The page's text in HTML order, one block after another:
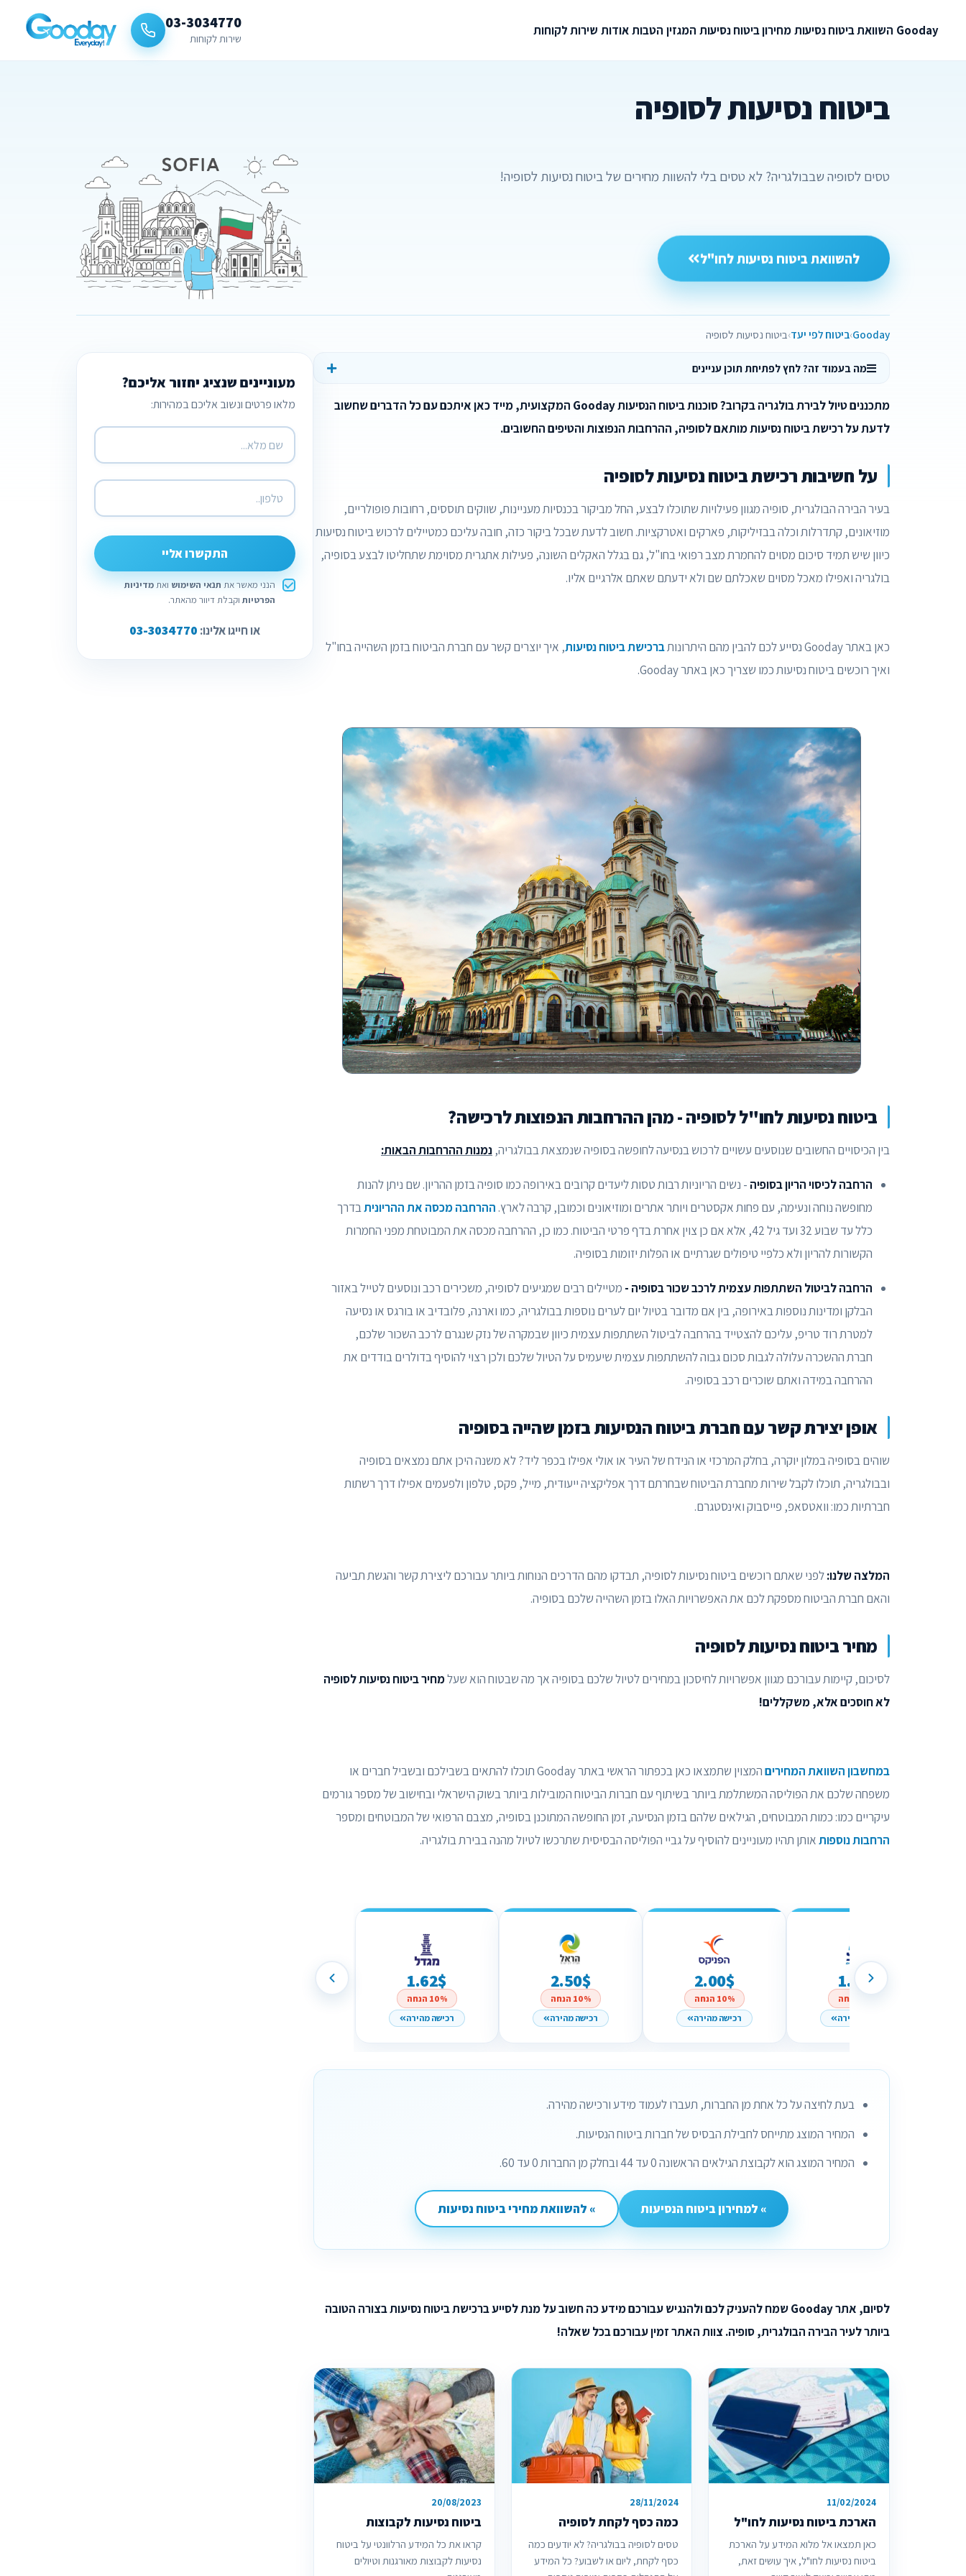
Gooday השוואת ביטוח נסיעותמחירון ביטוח נסיעות המגזין הטבותאודות שירות לקוחות 03-3034770
שירות לקוחות
ביטוח נסיעות לסופיה
טסים לסופיה שבבולגריה? לא טסים בלי להשוות מחירים של ביטוח נסיעות לסופיה!
להשוואת ביטוח נסיעות לחו"ל
Gooday ביטוח לפי יעד ביטוח נסיעות לסופיה
מה בעמוד זה? לחץ לפתיחת תוכן עניינים
מתכננים טיול לבירת בולגריה בקרוב? סוכנות ביטוח הנסיעות Gooday המקצועית, מייד כאן איתכם עם כל הדברים שחשוב
לדעת על רכישת ביטוח נסיעות מותאם לסופיה, ההרחבות הנפוצות והטיפים החשובים.
על חשיבות רכישת ביטוח נסיעות לסופיה
בעיר הבירה הבולגרית, סופיה מגוון פעילויות שתוכלו לבצע, החל מביקור בכנסיות מעניינות, שווקים תוססים, רחובות פופולריים,
מוזיאונים, קתדרלות וכלה בבזיליקות, פארקים ואטרקציות. חשוב לדעת שבכל ביקור כזה, חובה עליכם כמטיילים לרכוש ביטוח נסיעות
כיוון שיש תמיד סיכום מסוים להחמרת מצב רפואי בחו"ל, גם בגלל האקלים השונה, פעילות אתגרית מסוימת שתחליטו לבצע בסופיה,
בולגריה ואפילו מאכל מסוים שאכלתם שם ולא ידעתם שאתם אלרגיים אליו.
כאן באתר Gooday נסייע לכם להבין מהם היתרונות ברכישת ביטוח נסיעות, איך יוצרים קשר עם חברת הביטוח בזמן השהייה בחו"ל
ואיך רוכשים ביטוח נסיעות כמו שצריך כאן באתר Gooday.
ביטוח נסיעות לחו"ל לסופיה - מהן ההרחבות הנפוצות לרכישה?
בין הכיסויים החשובים שנוסעים עשויים לרכוש בנסיעה לחופשה בסופיה שנמצאת בבולגריה, נמנות ההרחבות הבאות:
הרחבה לכיסוי הריון בסופיה - נשים הריוניות רבות טסות ליעדים קרובים באירופה כמו סופיה בזמן ההריון. שם ניתן להנות
מחופשה נוחה ונעימה, עם פחות אקסטרים ויותר אתרים ומוזיאונים וכמובן, קרבה לארץ. ההרחבה מכסה את ההריוניתבדרך
כלל עד שבוע 32 ועד גיל 42, אלא אם כן צוין אחרת בדף פרטי הביטוח. כמו כן, ההרחבה מכסה את המבוטחת מפני החמרות
הקשורות להריון ולא כלפיי טיפולים שגרתיים או הפלות יזומות בסופיה.
הרחבה לביטול השתתפות עצמית לרכב שכור בסופיה - מטיילים רבים שמגיעים לסופיה, משכירים רכב ונוסעים לטייל באזור
הבלקן ומדינות נוספות באירופה, בין אם מדובר בטיול יום לערים נוספות בבולגריה, כמו וארנה, פלובדיב או בורגס או נסיעה
למטרת רוד טריפ, עליכם להצטייד בהרחבה לביטול השתתפות עצמית כיוון שבמקרה של נזק שנגרם לרכב השכור שלכם,
חברת ההשכרה עלולה לגבות סכום גבוה להשתתפות עצמית שיעמיס על הטיול שלכם ולכן רצוי להוסיף בדולרים בודדים את
ההרחבה במידה ואתם שוכרים רכב בסופיה.
אופן יצירת קשר עם חברת ביטוח הנסיעות בזמן שהייה בסופיה
שוהים בסופיה במלון יוקרה, בחלק המרכזי או הנידח של העיר או אולי אפילו בכפר ליד? לא משנה היכן אתם נמצאים בסופיה
ובבולגריה, תוכלו לקבל שירות מחברת הביטוח שבחרתם דרך אפליקציה ייעודית, מייל, פקס, טלפון ולפעמים אפילו דרך רשתות
חברתיות כמו: וואטסאפ, פייסבוק ואינסטגרם.
המלצה שלנו:לפני שאתם רוכשים ביטוח נסיעות לסופיה, תבדקו מהם הדרכים הנוחות ביותר עבורכם ליצירת קשר והגשת תביעה
והאם חברת הביטוח מספקת לכם את האפשרויות האלו בזמן השהייה שלכם בסופיה.
מחיר ביטוח נסיעות לסופיה
לסיכום, קיימות עבורכם מגוון אפשרויות לחיסכון במחירים לטיול שלכם בסופיה אך מה שבטוח הוא שעלמחיר ביטוח נסיעות לסופיה
לא חוסכים אלא, משקללים!
במחשבון השוואת המחירים
המצוין שתמצאו כאן בכפתור הראשי באתר Gooday תוכלו להתאים בשבילכם ובשביל חברים או
משפחה שלכם את הפוליסה המשתלמת ביותר בשיתוף עם חברות הביטוח המובילות ביותר בשוק הישראלי ובחישוב של מספר גורמים
עיקריים כמו: כמות המבוטחים, הגילאים שלהם בזמן הנסיעה, זמן החופשה המתוכנן בסופיה, מצבם הרפואי של המבוטחים ומספר
הרחבות נוספותאותן תהיו מעוניינים להוסיף על גביי הפוליסה הבסיסית שתרכשו לטיול מהנה בבירת בולגריה.
1.62$
10% הנחה
רכישה מהירה
2.50$
10% הנחה
רכישה מהירה
2.00$
10% הנחה
רכישה מהירה
1.76$
רכישה מהירה
בעת לחיצה על כל אחת מן החברות, תעברו לעמוד מידע ורכישה מהירה.
המחיר המוצג מתייחס לחבילת הבסיס של חברות ביטוח הנסיעות.
המחיר המוצג הוא לקבוצת הגילאים הראשונה 0 עד 44 ובחלק מן החברות 0 עד 60.
» למחירון ביטוח הנסיעות » להשוואת מחירי ביטוח נסיעות
לסיום, אתר Gooday שמח להעניק לכם ולהנגיש עבורכם מידע כה חשוב על מנת לסייע ברכישת ביטוח נסיעות בצורה הטובה
ביותר לעיר הבירה הבולגרית, סופיה. צוות האתר זמין עבורכם בכל שאלה!
11/02/2024
הארכת ביטוח נסיעות לחו"ל
כאן תמצאו אל מלוא המידע על הארכת
ביטוח נסיעות לחו"ל, איך עושים זאת,
28/11/2024
כמה כסף לקחת לסופיה
טסים לסופיה בבולגריה? לא יודעים כמה
כסף לקחת, ליום או לשבוע? כל המידע
20/08/2023
ביטוח נסיעות לקבוצות
קראו את כל המידע הרלוונטי על ביטוח
נסיעות לקבוצות מאורגנות וטיולים
מעוניינים שנציג יחזור אליכם?
מלאו פרטים ונשוב אליכם במהירות:
התקשרו אליי
הנני מאשר את תנאי השימוש ואתמדיניות
הפרטיות וקבלת דיוור מהאתר.
או חייגו אלינו: 03-3034770